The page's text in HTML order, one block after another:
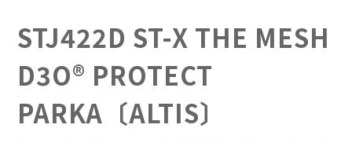
STJ422D ST-X THE MESH
D3O® PROTECT
PARKA〔ALTIS〕